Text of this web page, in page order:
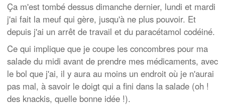
Ça m'est tombé dessus dimanche dernier, lundi et mardi
j'ai fait la meuf qui gère, jusqu'à ne plus pouvoir. Et
depuis j'ai un arrêt de travail et du paracétamol codéiné.
Ce qui implique que je coupe les concombres pour ma
salade du midi avant de prendre mes médicaments, avec
le bol que j'ai, il y aura au moins un endroit où je n'aurai
pas mal, à savoir le doigt qui a fini dans la salade (oh !
des knackis, quelle bonne idée !).